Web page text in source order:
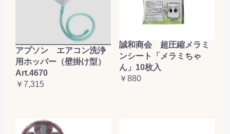
アプソン エアコン洗浄
用ホッパー（壁掛け型）
Art.4670
￥7,315
誠和商会 超圧縮メラミ
ンシート「メラミちゃ
ん」10枚入
￥880